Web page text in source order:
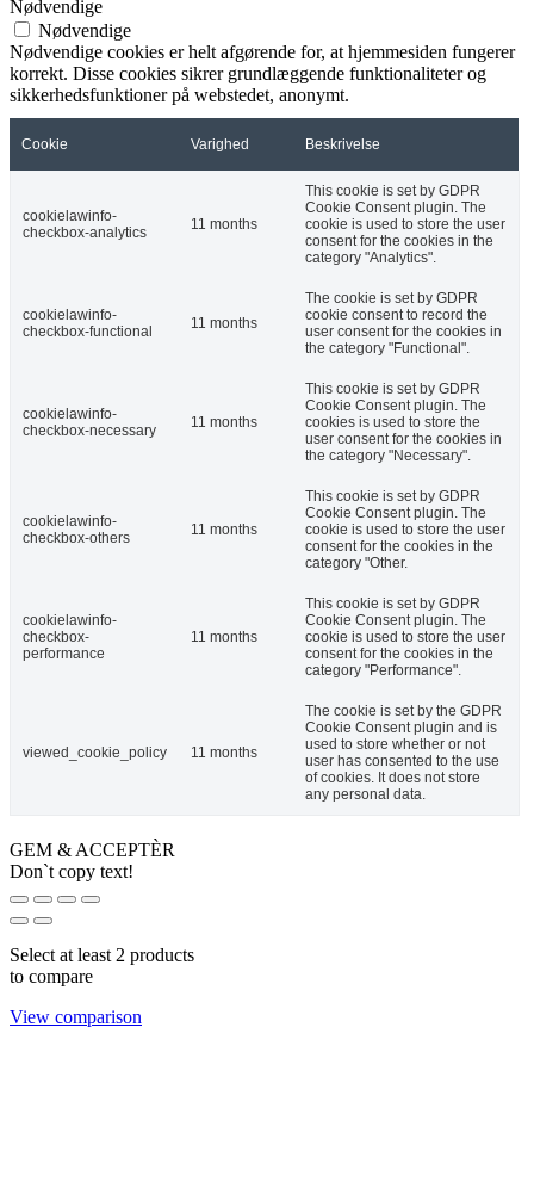
Nødvendige
Nødvendige
Nødvendige cookies er helt afgørende for, at hjemmesiden fungerer
korrekt. Disse cookies sikrer grundlæggende funktionaliteter og
sikkerhedsfunktioner på webstedet, anonymt.
Cookie Varighed Beskrivelse
cookielawinfo-
checkbox-analytics
11 months
This cookie is set by GDPR
Cookie Consent plugin. The
cookie is used to store the user
consent for the cookies in the
category "Analytics".
cookielawinfo-
checkbox-functional
11 months
The cookie is set by GDPR
cookie consent to record the
user consent for the cookies in
the category "Functional".
cookielawinfo-
checkbox-necessary
11 months
This cookie is set by GDPR
Cookie Consent plugin. The
cookies is used to store the
user consent for the cookies in
the category "Necessary".
cookielawinfo-
checkbox-others
11 months
This cookie is set by GDPR
Cookie Consent plugin. The
cookie is used to store the user
consent for the cookies in the
category "Other.
cookielawinfo-
checkbox-
performance
11 months
This cookie is set by GDPR
Cookie Consent plugin. The
cookie is used to store the user
consent for the cookies in the
category "Performance".
viewed_cookie_policy 11 months
The cookie is set by the GDPR
Cookie Consent plugin and is
used to store whether or not
user has consented to the use
of cookies. It does not store
any personal data.
GEM & ACCEPTÈR
Don`t copy text!
Select at least 2 products
to compare
View comparison